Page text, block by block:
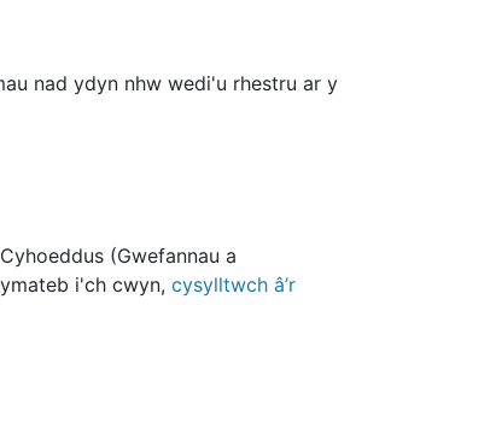
nad ydyn nhw wedi'u rhestru ar y
(Gwefannau a
i'ch cwyn, cysylltwch â’r